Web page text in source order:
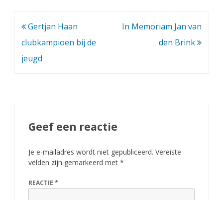
e
Bericht
navigatie
Gertjan Haan
clubkampioen bij de
jeugd
In Memoriam Jan van
den Brink
Geef een reactie
Je e-mailadres wordt niet gepubliceerd. Vereiste
velden zijn gemarkeerd met *
REACTIE *